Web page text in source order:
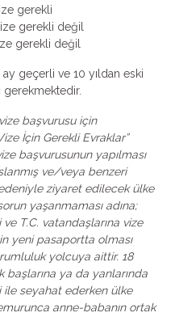
gerekli
değil
değil
geçerli ve 10 yıldan eski
başvurusu için
İçin Gerekli Evraklar”
başvurusunun yapılması
ve/veya benzeri
ziyaret edilecek ülke
yaşanmaması adına;
T.C. vatandaşlarına vize
yeni pasaportta olması
yolcuya aittir. 18
başlarına ya da yanlarında
seyahat ederken ülke
anne-babanın ortak